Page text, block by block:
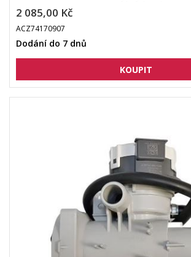
2 085,00 Kč
ACZ74170907
Dodání do 7 dnů